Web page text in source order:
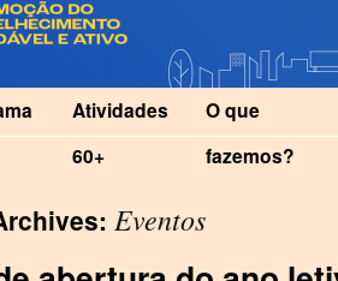
Atividades
60+
O que
fazemos?
Eventos